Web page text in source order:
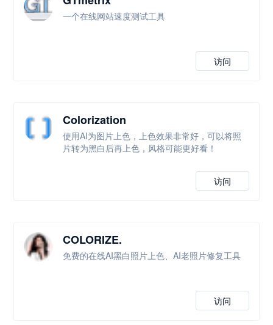
一个在线网站速度测试工具
访问
Colorization
使用AI为图片上色，上色效果非常好，可以将照
片转为黑白后再上色，风格可能更好看！
访问
COLORIZE.
免费的在线AI黑白照片上色、AI老照片修复工具
访问